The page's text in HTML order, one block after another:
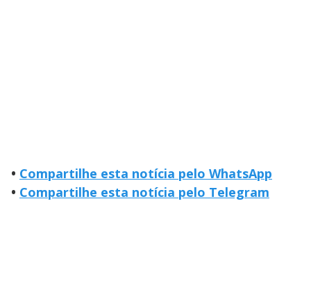
• Compartilhe esta notícia pelo WhatsApp
• Compartilhe esta notícia pelo Telegram